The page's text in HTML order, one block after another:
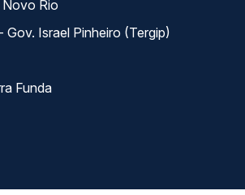
Rio
Israel Pinheiro (Tergip)
Funda